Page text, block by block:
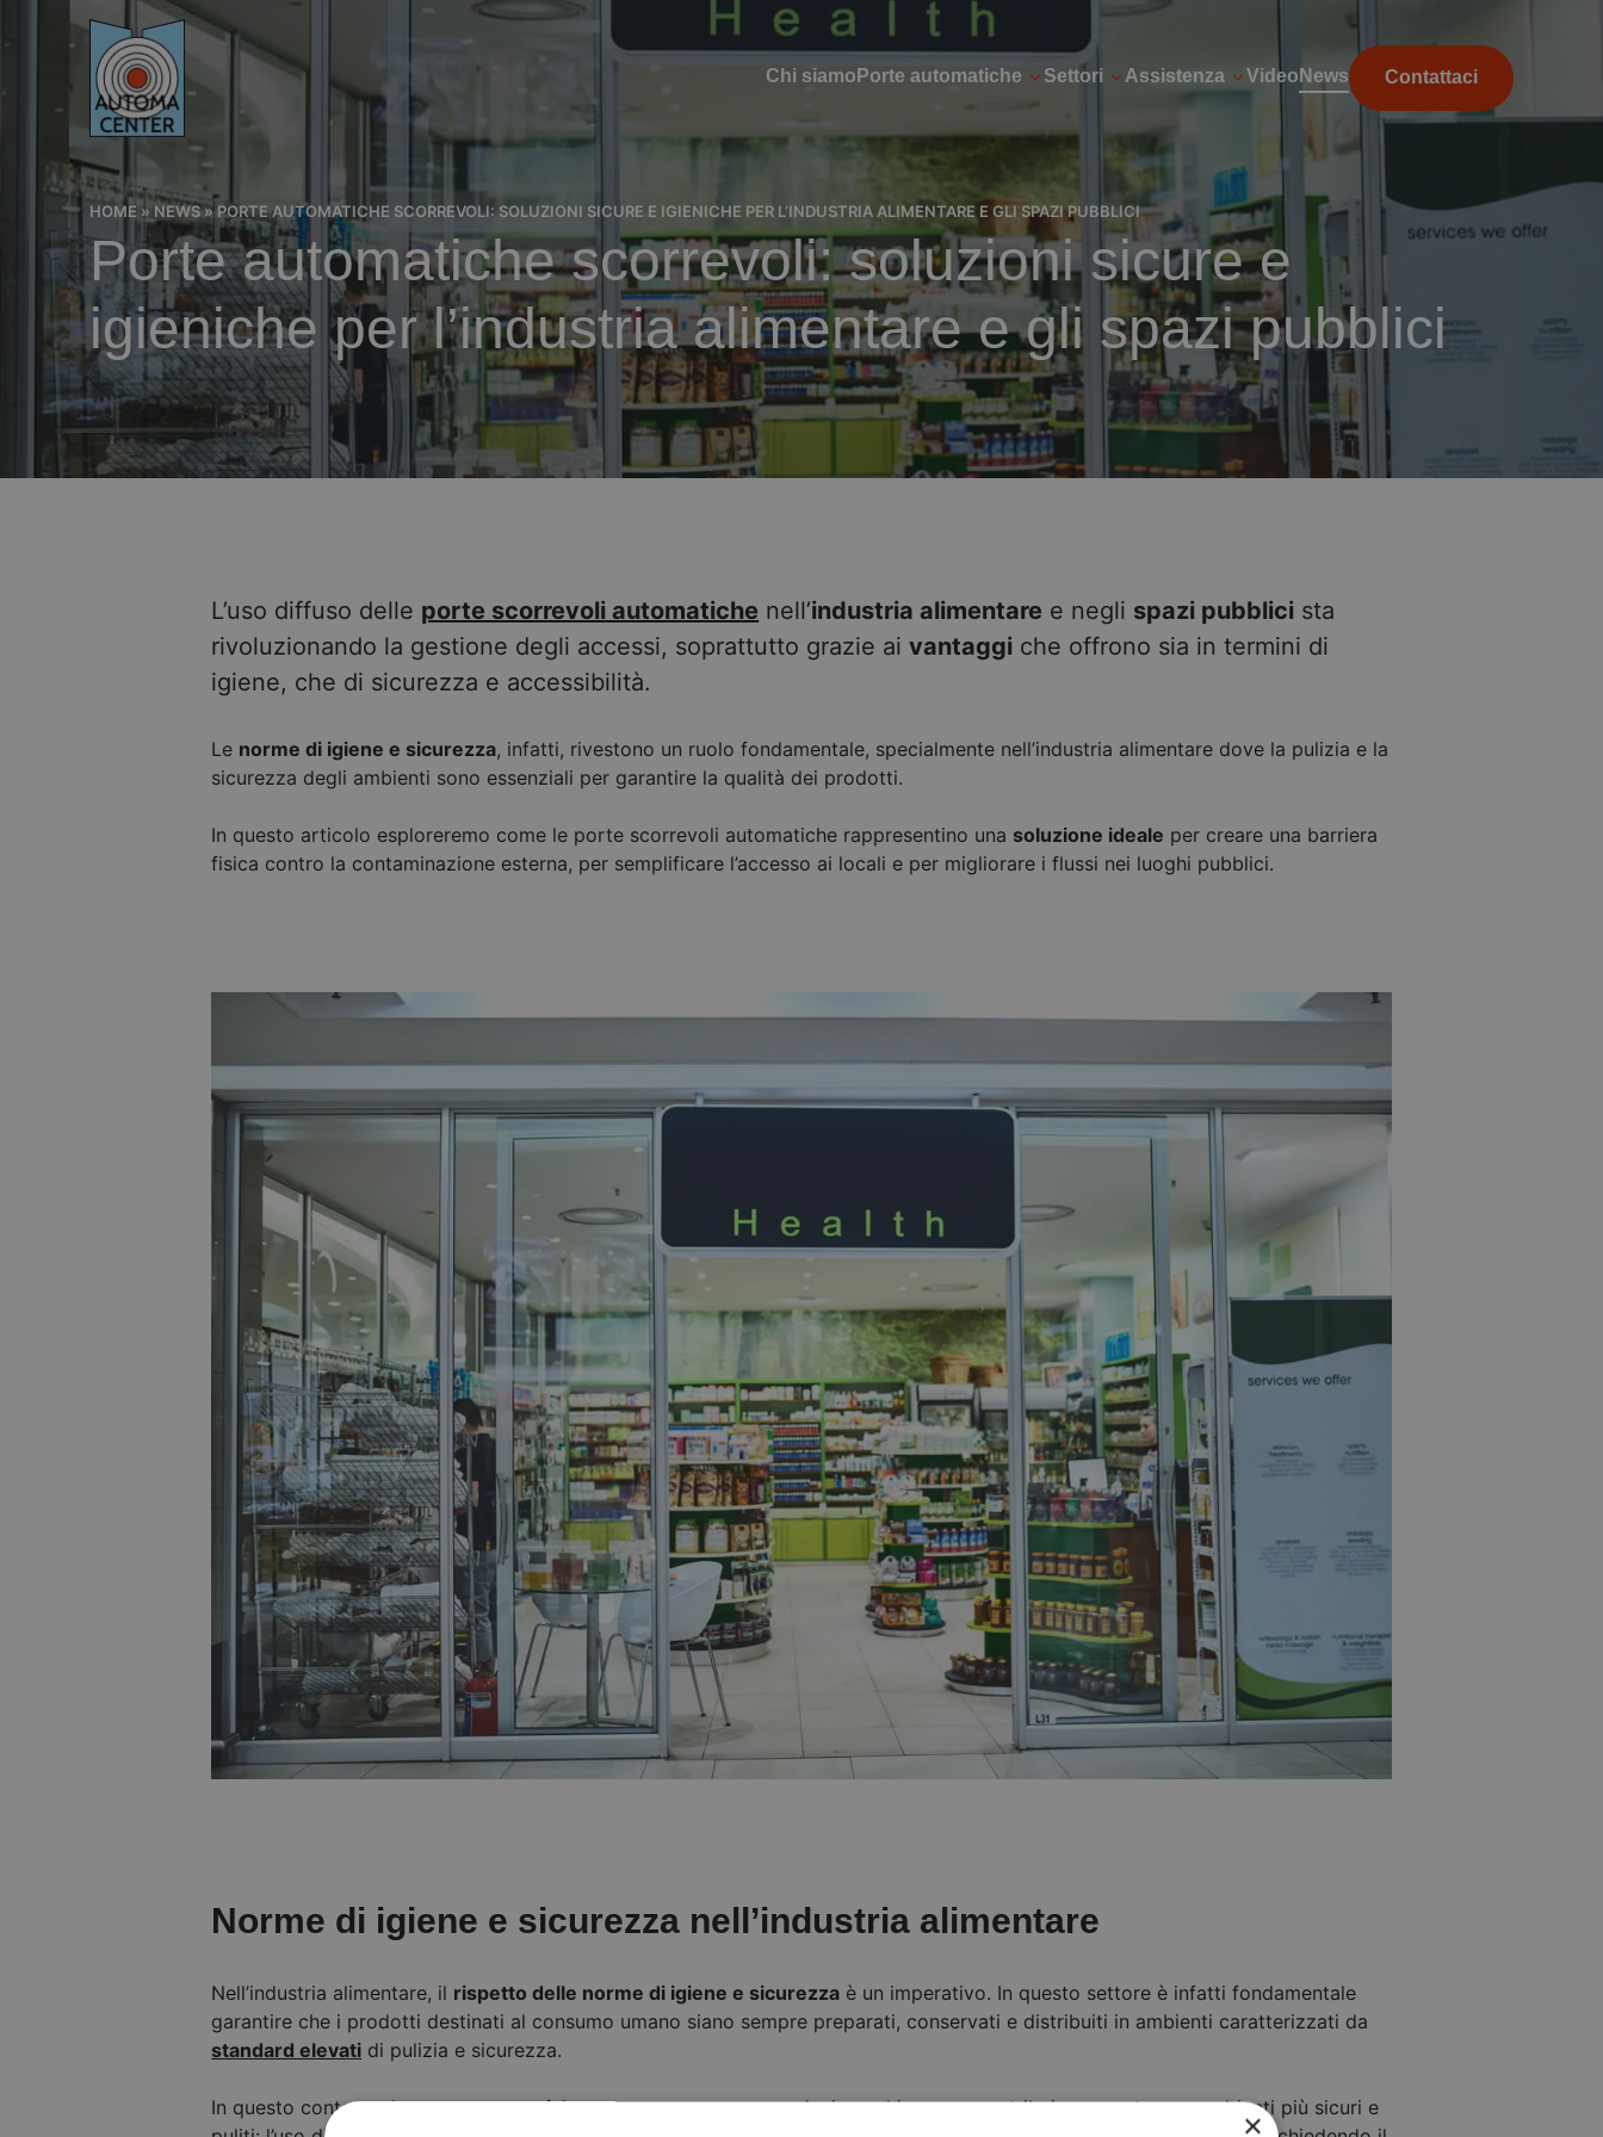
Chi siamo Porte automatiche Settori Assistenza Video News Contattaci
HOME » NEWS» PORTE AUTOMATICHE SCORREVOLI: SOLUZIONI SICURE E IGIENICHE PER L’INDUSTRIA ALIMENTARE E GLI SPAZI PUBBLICI
Porte automatiche scorrevoli: soluzioni sicure e
igieniche per l’industria alimentare e gli spazi pubblici
L’uso diffuso delle porte scorrevoli automatiche nell’industria alimentare e negli spazi pubblici sta
rivoluzionando la gestione degli accessi, soprattutto grazie aivantaggi che offrono sia in termini di
igiene, che di sicurezza e accessibilità.
Le norme di igiene e sicurezza, infatti, rivestono un ruolo fondamentale, specialmente nell’industria alimentare dove la pulizia e la
sicurezza degli ambienti sono essenziali per garantire la qualità dei prodotti.
In questo articolo esploreremo come le porte scorrevoli automatiche rappresentino una soluzione ideale per creare una barriera
fisica contro la contaminazione esterna, per semplificare l’accesso ai locali e per migliorare i flussi nei luoghi pubblici.
Norme di igiene e sicurezza nell’industria alimentare
Nell’industria alimentare, il rispetto delle norme di igiene e sicurezza è un imperativo. In questo settore è infatti fondamentale
garantire che i prodotti destinati al consumo umano siano sempre preparati, conservati e distribuiti in ambienti caratterizzati da
standard elevati di pulizia e sicurezza.
In questo contesto, leporte automaticheemergono come una soluzione chiave per contribuire a mantenere ambienti più sicuri e
×